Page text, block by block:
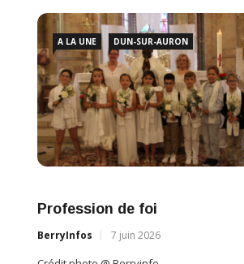
A LA UNE AVORD
Les associations unies pour